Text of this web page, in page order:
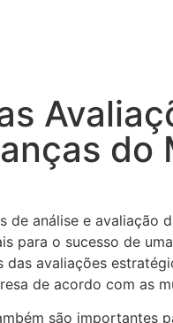
do
de análise e
para o sucesso de
avaliações
de acordo com as
são